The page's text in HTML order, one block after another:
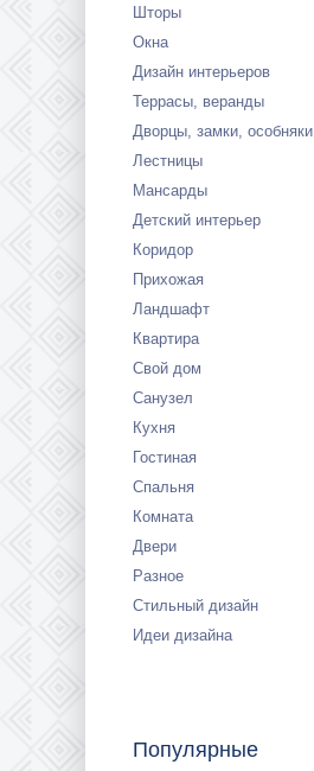
Шторы
Окна
Дизайн интерьеров
Террасы, веранды
Дворцы, замки, особняки
Лестницы
Мансарды
Детский интерьер
Коридор
Прихожая
Ландшафт
Квартира
Свой дом
Санузел
Кухня
Гостиная
Спальня
Комната
Двери
Разное
Стильный дизайн
Идеи дизайна
Популярные